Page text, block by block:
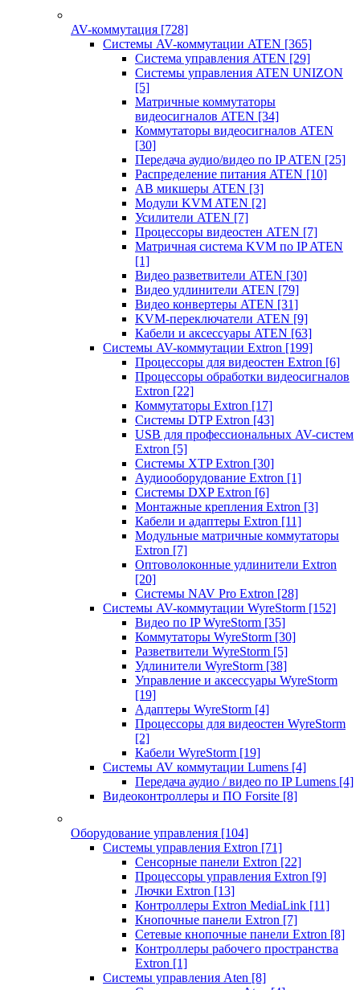
AV-коммутация [728]
Системы AV-коммутации ATEN [365]
Система управления ATEN [29]
Системы управления ATEN UNIZON
[5]
Матричные коммутаторы
видеосигналов ATEN [34]
Коммутаторы видеосигналов ATEN
[30]
Передача аудио/видео по IP ATEN [25]
Распределение питания ATEN [10]
АВ микшеры ATEN [3]
Модули KVM ATEN [2]
Усилители ATEN [7]
Процессоры видеостен ATEN [7]
Матричная система KVM по IP ATEN
[1]
Видео разветвители ATEN [30]
Видео удлинители ATEN [79]
Видео конвертеры ATEN [31]
KVM-переключатели ATEN [9]
Кабели и аксессуары ATEN [63]
Системы AV-коммутации Extron [199]
Процессоры для видеостен Extron [6]
Процессоры обработки видеосигналов
Extron [22]
Коммутаторы Extron [17]
Системы DTP Extron [43]
USB для профессиональных AV-систем
Extron [5]
Системы XTP Extron [30]
Аудиооборудование Extron [1]
Системы DXP Extron [6]
Монтажные крепления Extron [3]
Кабели и адаптеры Extron [11]
Модульные матричные коммутаторы
Extron [7]
Оптоволоконные удлинители Extron
[20]
Системы NAV Pro Extron [28]
Системы AV-коммутации WyreStorm [152]
Видео по IP WyreStorm [35]
Коммутаторы WyreStorm [30]
Разветвители WyreStorm [5]
Удлинители WyreStorm [38]
Управление и аксессуары WyreStorm
[19]
Адаптеры WyreStorm [4]
Процессоры для видеостен WyreStorm
[2]
Кабели WyreStorm [19]
Системы AV коммутации Lumens [4]
Передача аудио / видео по IP Lumens [4]
Видеоконтроллеры и ПО Forsite [8]
Оборудование управления [104]
Системы управления Extron [71]
Сенсорные панели Extron [22]
Процессоры управления Extron [9]
Лючки Extron [13]
Контроллеры Extron MediaLink [11]
Кнопочные панели Extron [7]
Сетевые кнопочные панели Extron [8]
Контроллеры рабочего пространства
Extron [1]
Системы управления Aten [8]